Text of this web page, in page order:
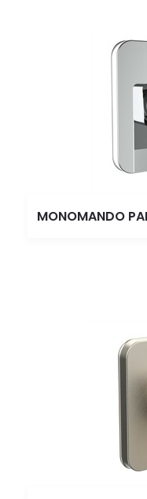
MONOMANDO